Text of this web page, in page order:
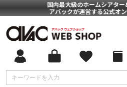
国内最大級のホームシアタ
アバックが運営する公式オ